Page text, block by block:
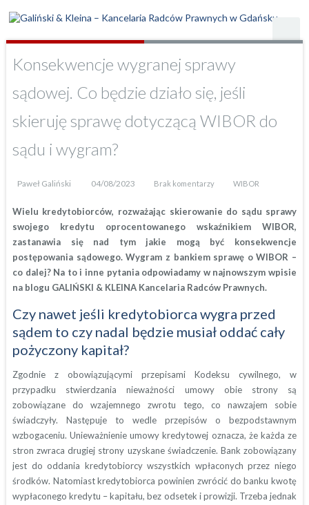
Konsekwencje wygranej sprawy
sądowej. Co będzie działo się, jeśli
skieruję sprawę dotyczącą WIBOR do
sądu i wygram?
Paweł Galiński 04/08/2023 Brak komentarzy WIBOR
Wielu kredytobiorców, rozważając skierowanie do sądu sprawy
swojego kredytu oprocentowanego wskaźnikiem WIBOR,
zastanawia się nad tym jakie mogą być konsekwencje
postępowania sądowego. Wygram z bankiem sprawę o WIBOR –
co dalej? Na to i inne pytania odpowiadamy w najnowszym wpisie
na blogu GALIŃSKI & KLEINA Kancelaria Radców Prawnych.
Czy nawet jeśli kredytobiorca wygra przed
sądem to czy nadal będzie musiał oddać cały
pożyczony kapitał?
Zgodnie z obowiązującymi przepisami Kodeksu cywilnego, w
przypadku stwierdzania nieważności umowy obie strony są
zobowiązane do wzajemnego zwrotu tego, co nawzajem sobie
świadczyły. Następuje to wedle przepisów o bezpodstawnym
wzbogaceniu. Unieważnienie umowy kredytowej oznacza, że każda ze
stron zwraca drugiej strony uzyskane świadczenie. Bank zobowiązany
jest do oddania kredytobiorcy wszystkich wpłaconych przez niego
środków. Natomiast kredytobiorca powinien zwrócić do banku kwotę
wypłaconego kredytu – kapitału, bez odsetek i prowizji. Trzeba jednak